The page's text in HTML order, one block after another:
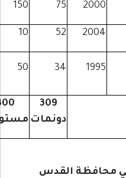
75
150
52
10
34
50
300
مستوطن
القدس